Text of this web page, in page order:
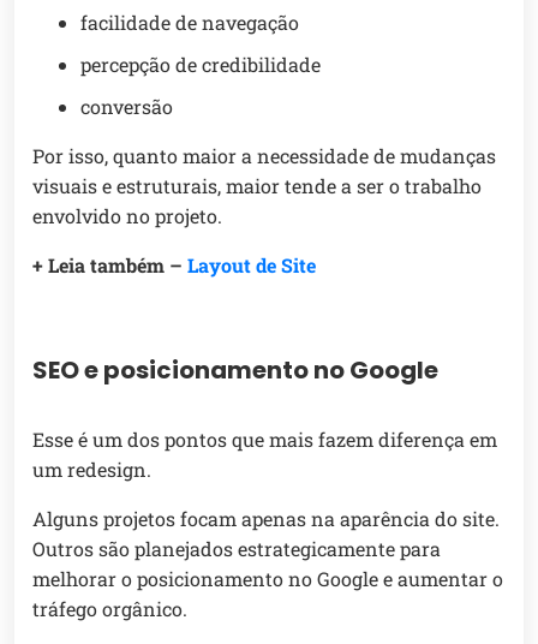
facilidade de navegação
percepção de credibilidade
conversão
Por isso, quanto maior a necessidade de mudanças
visuais e estruturais, maior tende a ser o trabalho
envolvido no projeto.
+ Leia também – Layout de Site
SEO e posicionamento no Google
Esse é um dos pontos que mais fazem diferença em
um redesign.
Alguns projetos focam apenas na aparência do site.
Outros são planejados estrategicamente para
melhorar o posicionamento no Google e aumentar o
tráfego orgânico.